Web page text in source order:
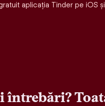
aplicația Tinder pe iOS
întrebări?